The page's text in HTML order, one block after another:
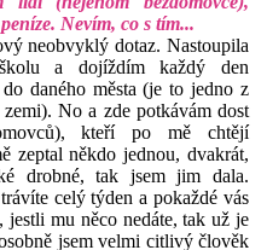
Nevím, co s tím...
neobvyklý dotaz. Nastoupila
a dojíždím každý den
daného města (je to jedno z
No a zde potkávám dost
kteří po mě chtějí
zeptal někdo jednou, dvakrát,
drobné, tak jsem jim dala.
celý týden a pokaždé vás
jestli mu něco nedáte, tak už je
jsem velmi citlivý člověk